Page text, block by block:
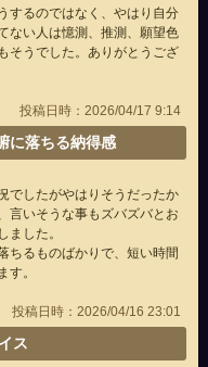
するのではなく、やはり自分
ない人は憶測、推測、願望色
そうでした。ありがとうござ
投稿日時：2026/04/17 9:14
に落ちる納得感
でしたがやはりそうだったか
言いそうな事もズバズバとお
ました。
ちるものばかりで、短い時間
す。
投稿日時：2026/04/16 23:01
ス